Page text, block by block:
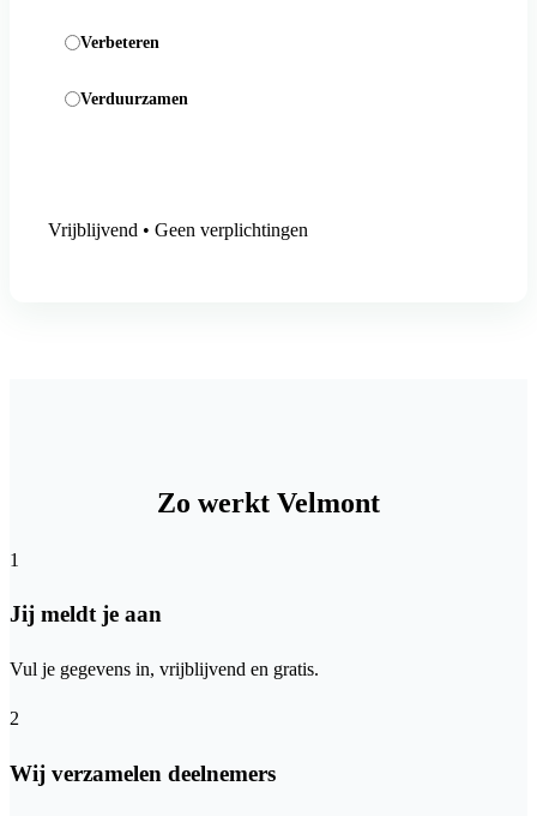
Verbeteren
Verduurzamen
Vrijblijvend • Geen verplichtingen
Zo werkt Velmont
1
Jij meldt je aan
Vul je gegevens in, vrijblijvend en gratis.
2
Wij verzamelen deelnemers